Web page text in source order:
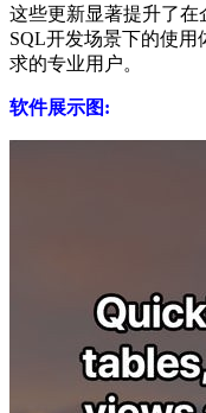
这些更新显著提升了
SQL开发‌场景下的使
求的专业用户。
软件展示图: